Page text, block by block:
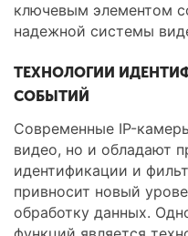
ключевым элементом
надежной системы
ТЕХНОЛОГИИ
СОБЫТИЙ
Современные IP-
видео, но и обладают
идентификации и
привносит новый
обработку данных.